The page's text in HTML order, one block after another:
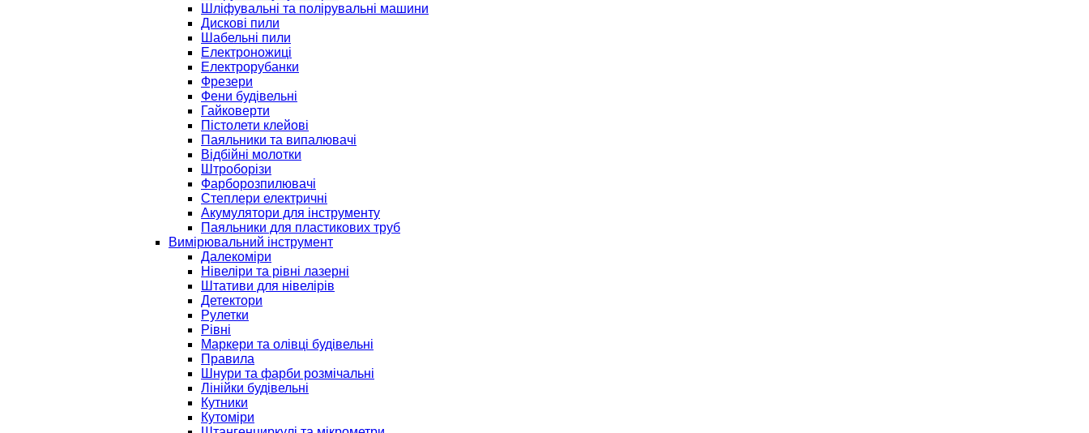
Шліфувальні та полірувальні машини
Дискові пили
Шабельні пили
Електроножиці
Електрорубанки
Фрезери
Фени будівельні
Гайковерти
Пістолети клейові
Паяльники та випалювачі
Відбійні молотки
Штроборізи
Фарборозпилювачі
Степлери електричні
Акумулятори для інструменту
Паяльники для пластикових труб
Вимірювальний інструмент
Далекоміри
Нівеліри та рівні лазерні
Штативи для нівелірів
Детектори
Рулетки
Рівні
Маркери та олівці будівельні
Правила
Шнури та фарби розмічальні
Лінійки будівельні
Кутники
Кутоміри